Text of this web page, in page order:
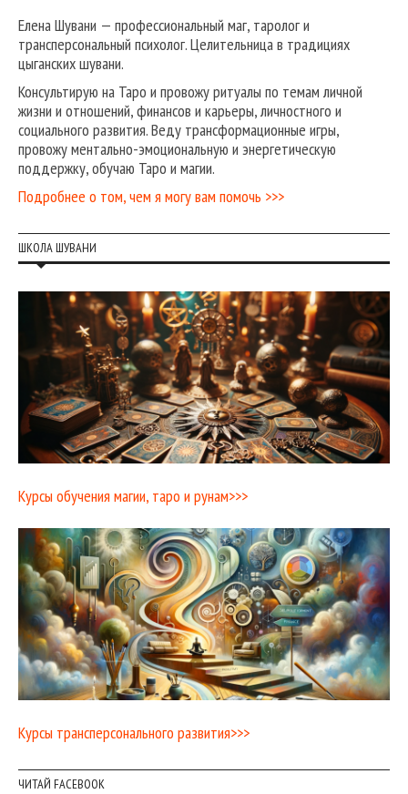
Елена Шувани — профессиональный маг, таролог и
трансперсональный психолог. Целительница в традициях
цыганских шувани.
Консультирую на Таро и провожу ритуалы по темам личной
жизни и отношений, финансов и карьеры, личностного и
социального развития. Веду трансформационные игры,
провожу ментально-эмоциональную и энергетическую
поддержку, обучаю Таро и магии.
Подробнее о том, чем я могу вам помочь >>>
ШКОЛА ШУВАНИ
Курсы обучения магии, таро и рунам>>>
Курсы трансперсонального развития>>>
ЧИТАЙ FACEBOOK